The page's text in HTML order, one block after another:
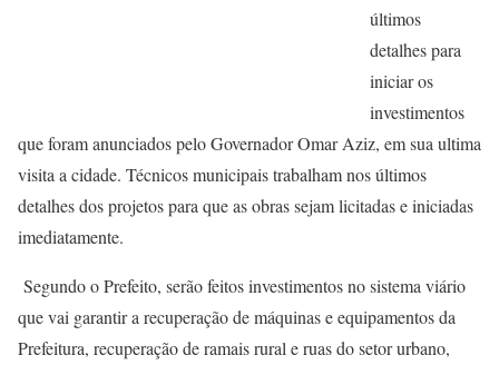
últimos
detalhes para
iniciar os
investimentos
que foram anunciados pelo Governador Omar Aziz, em sua ultima
visita a cidade. Técnicos municipais trabalham nos últimos
detalhes dos projetos para que as obras sejam licitadas e iniciadas
imediatamente.
Segundo o Prefeito, serão feitos investimentos no sistema viário
que vai garantir a recuperação de máquinas e equipamentos da
Prefeitura, recuperação de ramais rural e ruas do setor urbano,